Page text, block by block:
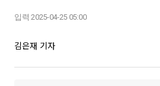
입력 2025-04-25 05:00
김은재 기자